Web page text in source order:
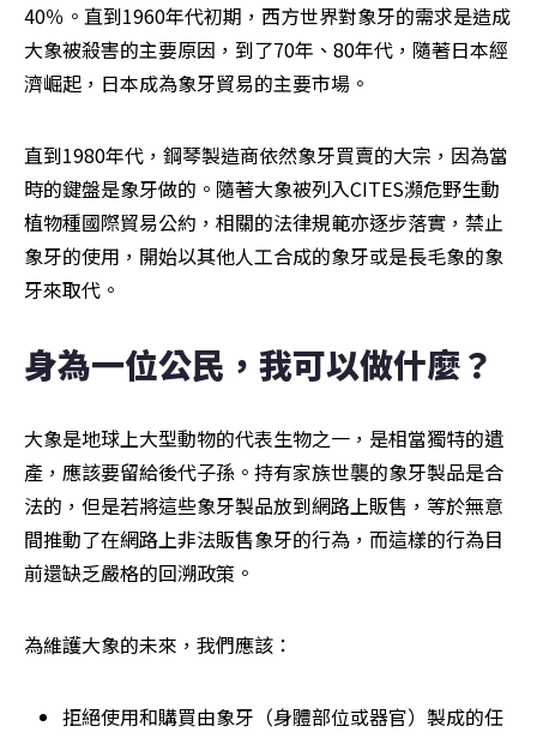
40％。直到1960年代初期，西方世界對象牙的需求是造成
大象被殺害的主要原因，到了70年、80年代，隨著日本經
濟崛起，日本成為象牙貿易的主要市場。
直到1980年代，鋼琴製造商依然象牙買賣的大宗，因為當
時的鍵盤是象牙做的。隨著大象被列入CITES瀕危野生動
植物種國際貿易公約，相關的法律規範亦逐步落實，禁止
象牙的使用，開始以其他人工合成的象牙或是長毛象的象
牙來取代。
身為一位公民，我可以做什麼？
大象是地球上大型動物的代表生物之一，是相當獨特的遺
產，應該要留給後代子孫。持有家族世襲的象牙製品是合
法的，但是若將這些象牙製品放到網路上販售，等於無意
間推動了在網路上非法販售象牙的行為，而這樣的行為目
前還缺乏嚴格的回溯政策。
為維護大象的未來，我們應該：
拒絕使用和購買由象牙（身體部位或器官）製成的任